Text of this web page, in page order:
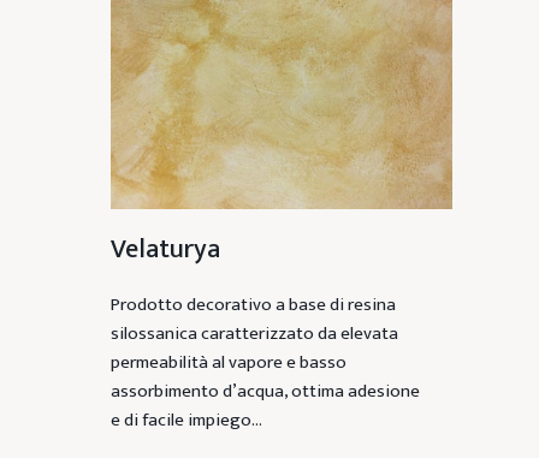
Velaturya
Prodotto decorativo a base di resina
silossanica caratterizzato da elevata
permeabilità al vapore e basso
assorbimento d’acqua, ottima adesione
e di facile impiego…